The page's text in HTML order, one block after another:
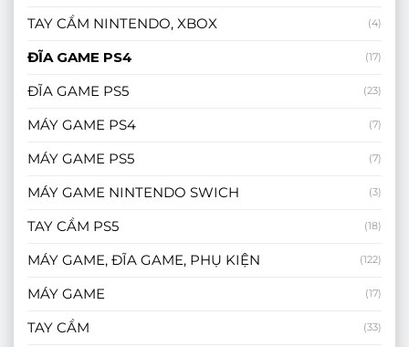
TAY CẦM NINTENDO, XBOX (4)
ĐĨA GAME PS4 (17)
ĐĨA GAME PS5 (23)
MÁY GAME PS4 (7)
MÁY GAME PS5 (7)
MÁY GAME NINTENDO SWICH (3)
TAY CẦM PS5 (18)
MÁY GAME, ĐĨA GAME, PHỤ KIỆN (122)
MÁY GAME (17)
TAY CẦM (33)